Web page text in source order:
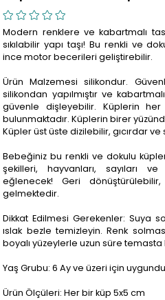
Modern renklere ve kabartmalı
sıkılabilir yapı taşı! Bu renkli ve
ince motor becerileri geliştirebilir.
Ürün Malzemesi silikondur.
silikondan yapılmıştır ve
güvenle dişleyebilir. Küplerin
bulunmaktadır. Küplerin birer
Küpler üst üste dizilebilir, gıcırdar ve
Bebeğiniz bu renkli ve dokulu
şekilleri, hayvanları, sayıları
eğlenecek! Geri
gelmektedir.
Dikkat Edilmesi Gerekenler: Suya
ıslak bezle temizleyin. Renk
boyalı yüzeylerle uzun süre temasta
Yaş Grubu: 6 Ay ve üzeri için
Ürün Ölçüleri: Her bir küp 5x5 cm